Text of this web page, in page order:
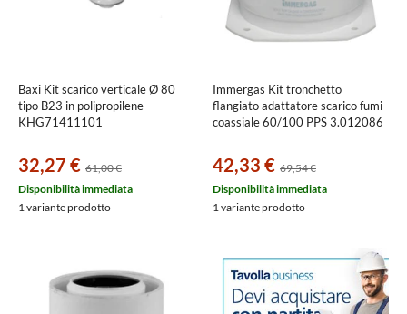
Baxi Kit scarico verticale Ø 80
tipo B23 in polipropilene
KHG71411101
32,27 € 61,00 €
Disponibilità immediata
1 variante prodotto
Immergas Kit tronchetto
flangiato adattatore scarico fumi
coassiale 60/100 PPS 3.012086
42,33 € 69,54 €
Disponibilità immediata
1 variante prodotto